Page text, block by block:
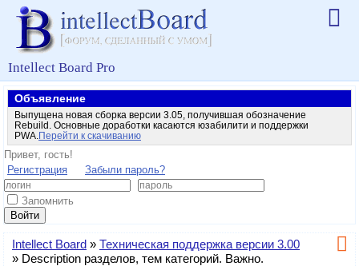
Intellect Board Pro
Объявление
Выпущена новая сборка версии 3.05, получившая обозначение
Rebuild. Основные доработки касаются юзабилити и поддержки
PWA. Перейти к скачиванию
Привет, гость!
Регистрация
Забыли пароль?
Запомнить
Войти
Intellect Board » Техническая поддержка версии 3.00
» Description разделов, тем категорий. Важно.